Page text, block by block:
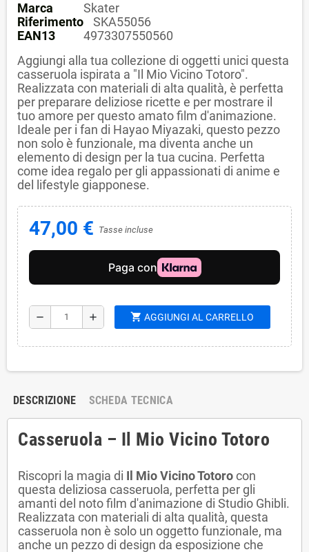
Marca
Skater
Riferimento
SKA55056
EAN13
4973307550560
Aggiungi alla tua collezione di oggetti unici questa
casseruola ispirata a "Il Mio Vicino Totoro".
Realizzata con materiali di alta qualità, è perfetta
per preparare deliziose ricette e per mostrare il
tuo amore per questo amato film d'animazione.
Ideale per i fan di Hayao Miyazaki, questo pezzo
non solo è funzionale, ma diventa anche un
elemento di design per la tua cucina. Perfetta
come idea regalo per gli appassionati di anime e
del lifestyle giapponese.
47,00 € Tasse incluse
remove add shopping_cart AGGIUNGI AL CARRELLO
DESCRIZIONE SCHEDA TECNICA
Casseruola – Il Mio Vicino Totoro
Riscopri la magia di Il Mio Vicino Totorocon
questa deliziosa casseruola, perfetta per gli
amanti del noto film d'animazione di Studio Ghibli.
Realizzata con materiali di alta qualità, questa
casseruola non è solo un oggetto funzionale, ma
anche un pezzo di design da esposizione che